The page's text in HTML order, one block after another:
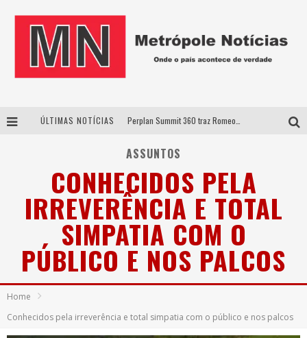
ÚLTIMAS NOTÍCIAS
Uberlândia recebe estreia nacional de espetáculo inspirado em episódio marcante da vida de Friedrich Nietzsche
Agosto Dourado: apoio, informação e acolhimento fortalecem o sucesso da amamentação
ASSUNTOS
CONHECIDOS PELA
IRREVERÊNCIA E TOTAL
SIMPATIA COM O
PÚBLICO E NOS PALCOS
Home
Conhecidos pela irreverência e total simpatia com o público e nos palcos